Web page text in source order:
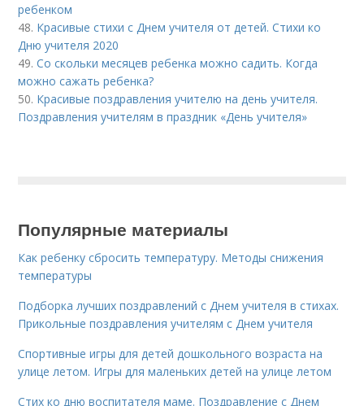
ребенком
48. Красивые стихи с Днем учителя от детей. Стихи ко
Дню учителя 2020
49.Со скольки месяцев ребенка можно садить. Когда
можно сажать ребенка?
50. Красивые поздравления учителю на день учителя.
Поздравления учителям в праздник «День учителя»
Популярные материалы
Как ребенку сбросить температуру. Методы снижения
температуры
Подборка лучших поздравлений с Днем учителя в стихах.
Прикольные поздравления учителям с Днем учителя
Спортивные игры для детей дошкольного возраста на
улице летом. Игры для маленьких детей на улице летом
Стих ко дню воспитателя маме. Поздравление с Днем